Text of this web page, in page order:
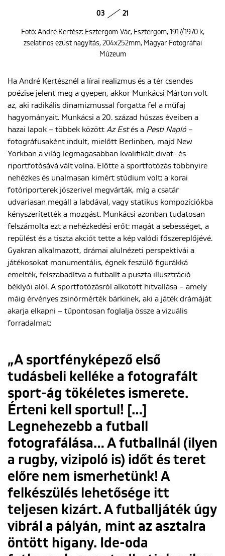
03 21
Fotó: André Kertész: Esztergom-Vác, Esztergom, 1917/1970 k,
zselatinos ezüst nagyítás, 204x252mm, Magyar Fotográfiai
Múzeum
Ha André Kertésznél a lírai realizmus és a tér csendes
poézise jelent meg a gyepen, akkor Munkácsi Márton volt
az, aki radikális dinamizmussal forgatta fel a műfaj
hagyományait. Munkácsi a 20. század húszas éveiben a
hazai lapok – többek között Az Estés a Pesti Napló –
fotográfusaként indult, mielőtt Berlinben, majd New
Yorkban a világ legmagasabban kvalifikált divat- és
riportfotósává vált volna. Előtte a sportfotózás többnyire
nehézkes és unalmasan kimért stúdium volt: a korai
fotóriporterek jószerivel megvárták, míg a csatár
udvariasan megáll a labdával, vagy statikus kompozíciókba
kényszerítették a mozgást. Munkácsi azonban tudatosan
felszámolta ezt a nehézkedési erőt: magát a sebességet, a
repülést és a tiszta akciót tette a kép valódi főszereplőjévé.
Gyakran alkalmazott, drámai alulnézeti perspektívái a
játékosokat monumentális, égnek feszülő figurákká
emelték, felszabadítva a futballt a puszta illusztráció
béklyói alól. A sportfotózásról alkotott hitvallása – amely
máig érvényes zsinórmérték bárkinek, aki a játék drámáját
akarja elkapni – tűpontosan foglalja össze a vizuális
forradalmat:
„A sportfényképező első
tudásbeli kelléke a fotografált
sport-ág tökéletes ismerete.
Érteni kell sportul! […]
Legnehezebb a futball
fotografálása… A futballnál (ilyen
a rugby, vizipoló is) időt és teret
előre nem ismerhetünk! A
felkészülés lehetősége itt
teljesen kizárt. A futballjáték úgy
vibrál a pályán, mint az asztalra
öntött higany. Ide-oda